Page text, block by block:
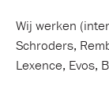
Wij werken
Schroders,
Lexence, Evos,